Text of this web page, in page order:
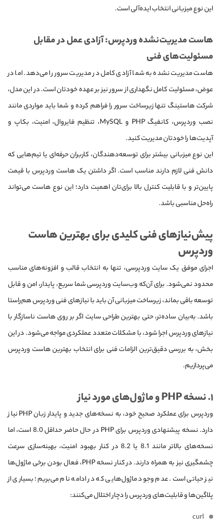
این نوع میزبانی انتخاب ایده‌آلی است.
هاست مدیریت‌نشده وردپرس: آزادی عمل در مقابل
مسئولیت‌های فنی
هاست مدیریت نشده به شما آزادی کامل در مدیریت سرور را می‌دهد. اما در
عوض، مسئولیت کامل نگهداری از سرور نیز بر عهده خودتان است. در این مدل،
شرکت هاستینگ تنها زیرساخت سرور را فراهم کرده و شما باید مواردی مانند
نصب وردپرس، کانفیگ PHP و MySQL، تنظیم فایروال، امنیت، بکاپ و
آپدیت‌ها را خودتان مدیریت کنید.
این نوع میزبانی بیشتر برای توسعه‌دهندگان، کاربران حرفه‌ای یا تیم‌هایی که
دانش فنی لازم دارند مناسب است. اگر داشتن یک هاست وردپرس با قیمت
پایین‌تر و با قابلیت کنترل بالا برای‌تان اهمیت دارد؛ این نوع هاست می‌تواند
راه‌حل مناسبی باشد.
پیش‌نیازهای فنی کلیدی برای بهترین هاست
وردپرس
اجرای موفق یک سایت وردپرسی، تنها به انتخاب قالب و افزونه‌های مناسب
محدود نمی‌شود. برای آن‌که وب‌سایت وردپرسی شما سریع، پایدار، امن و قابل
توسعه باقی بماند، زیرساخت میزبانی آن باید با نیازهای فنی وردپرس هم‌راستا
باشد. به‌بیان ساده‌تر، حتی بهترین طراحی سایت اگر بر روی هاست ناسازگار با
نیازهای وردپرس اجرا شود، با مشکلات متعدد عملکردی مواجه می‌شود. در این
بخش، به بررسی دقیق‌ترین الزامات فنی برای انتخاب بهترین هاست وردپرس
می‌پردازیم.
۱. نسخه PHP و ماژول‌های مورد نیاز
وردپرس برای عملکرد صحیح خود، به نسخه‌های جدید و پایدار زبان PHP نیاز
دارد. نسخه پیشنهادی وردپرس برای PHP در حال حاضر حداقل 8.0 است، اما
نسخه‌های بالاتر مانند 8.1 یا 8.2 در کنار بهبود امنیت، بهینه‌سازی سرعت
چشمگیری نیز به همراه دارند. در کنار نسخه PHP، فعال بودن برخی ماژول‌ها
نیز حیاتی است. عدم وجود ماژول‌هایی که در ادامه نام می‌بریم؛ بسیاری از
پلاگین‌ها و قابلیت‌های وردپرس را دچار اختلال می‌کنند:
curl